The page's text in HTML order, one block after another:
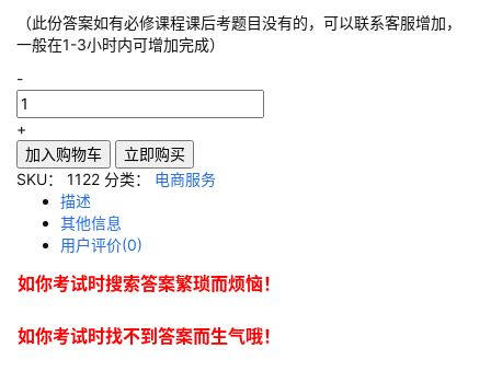
（此份答案如有必修课程课后考题目没有的，可以联系客服增加，
一般在1-3小时内可增加完成）
-
+
加入购物车
立即购买
SKU： 1122 分类： 电商服务
描述
其他信息
用户评价(0)
如你考试时搜索答案繁琐而烦恼！
如你考试时找不到答案而生气哦！